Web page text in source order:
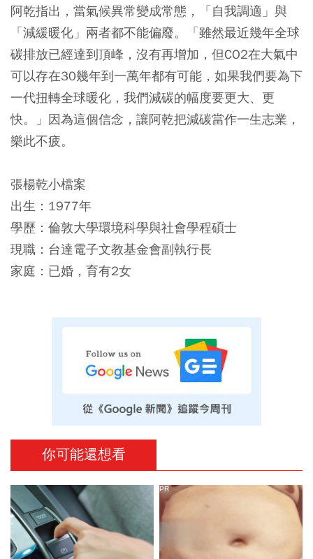
阿乾指出，當氣候異常變成常態，「自我調適」與
「減緩暖化」兩者都不能偏廢。「雖然最近幾年全球
碳排放已經達到頂峰，沒有再增加，但CO2在大氣中
可以存在30幾年到一萬年都有可能，如果我們要為下
一代扭轉全球暖化，我們減碳的幅度要更大、更
快。」因為這個信念，讓阿乾把減碳當作一生志業，
樂此不疲。
張楊乾小檔案
出生：1977年
學歷：倫敦大學環境科學與社會學程碩士
現職：台達電子文教基金會副執行長
家庭：已婚，育有2女
你可能還想看
PR